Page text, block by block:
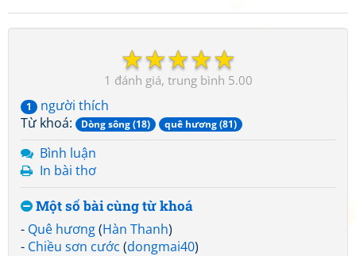
☆
☆
☆
☆
☆
1 5.00
1
người thích
Từ khoá:
Dòng sông (18) quê hương (81)
Bình luận
In bài thơ
Một số bài cùng từ khoá
- Quê hương(Hàn Thanh)
- Chiều sơn cước (dongmai40)